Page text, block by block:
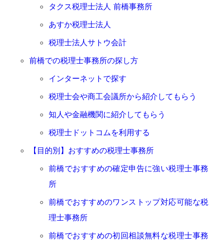
タクス税理士法人 前橋事務所
あすか税理士法人
税理士法人サトウ会計
前橋での税理士事務所の探し方
インターネットで探す
税理士会や商工会議所から紹介してもらう
知人や金融機関に紹介してもらう
税理士ドットコムを利用する
【目的別】おすすめの税理士事務所
前橋でおすすめの確定申告に強い税理士事務
所
前橋でおすすめのワンストップ対応可能な税
理士事務所
前橋でおすすめの初回相談無料な税理士事務